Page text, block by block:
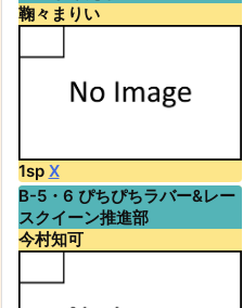
鞠々まりい
1sp X
B-5・6 ぴちぴちラバー&レー
スクイーン推進部
今村知可